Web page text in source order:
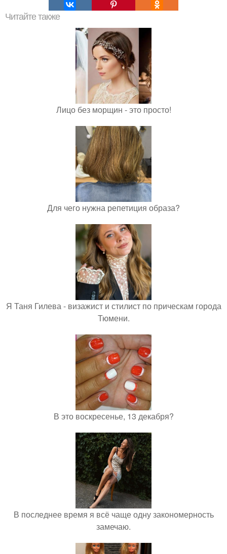
Читайте также
Лицо без морщин - это просто!
Для чего нужна репетиция образа?
Я Таня Гилева - визажист и стилист по прическам города
Тюмени.
В это воскресенье, 13 декабря?
В последнее время я всё чаще одну закономерность
замечаю.